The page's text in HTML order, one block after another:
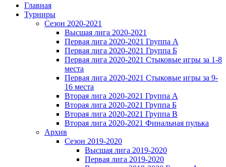
Главная
Турниры
Сезон 2020-2021
Высшая лига 2020-2021
Первая лига 2020-2021 Группа А
Первая лига 2020-2021 Группа Б
Первая лига 2020-2021 Стыковые игры за 1-8
места
Первая лига 2020-2021 Стыковые игры за 9-
16 места
Вторая лига 2020-2021 Группа А
Вторая лига 2020-2021 Группа Б
Вторая лига 2020-2021 Группа В
Вторая лига 2020-2021 Финальная пулька
Архив
Сезон 2019-2020
Высшая лига 2019-2020
Первая лига 2019-2020